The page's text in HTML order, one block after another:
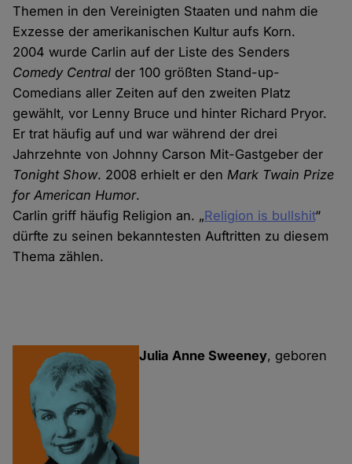
Themen in den Vereinigten Staaten und nahm die
Exzesse der amerikanischen Kultur aufs Korn.
2004 wurde Carlin auf der Liste des Senders
Comedy Central der 100 größten Stand-up-
Comedians aller Zeiten auf den zweiten Platz
gewählt, vor Lenny Bruce und hinter Richard Pryor.
Er trat häufig auf und war während der drei
Jahrzehnte von Johnny Carson Mit-Gastgeber der
Tonight Show. 2008 erhielt er denMark Twain Prize
for American Humor.
Carlin griff häufig Religion an. „Religion is bullshit“
dürfte zu seinen bekanntesten Auftritten zu diesem
Thema zählen.
Julia Anne Sweeney, geboren